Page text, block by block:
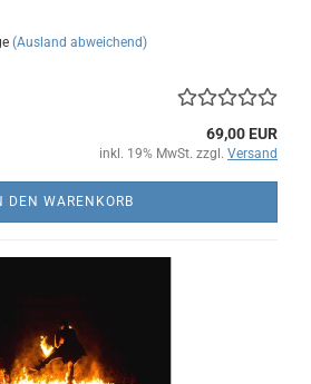
(Ausland abweichend)
69,00 EUR
inkl. 19% MwSt. zzgl. Versand
DEN WARENKORB